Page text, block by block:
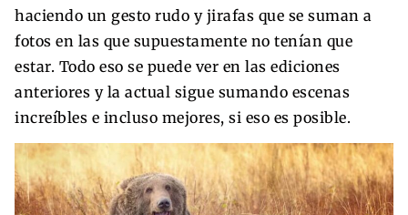
haciendo un gesto rudo y jirafas que se suman a
fotos en las que supuestamente no tenían que
estar. Todo eso se puede ver en las ediciones
anteriores y la actual sigue sumando escenas
increíbles e incluso mejores, si eso es posible.